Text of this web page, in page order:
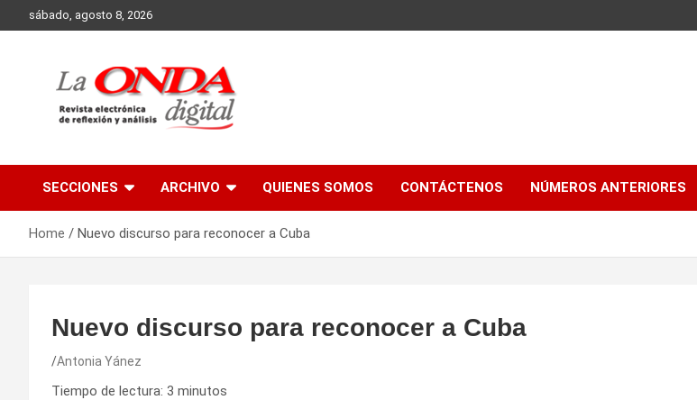
to
sábado, agosto 8, 2026
SECCIONES ARCHIVO QUIENES SOMOS CONTÁCTENOS NÚMEROS ANTERIORES
Home Nuevo discurso para reconocer a Cuba
Nuevo discurso para reconocer a Cuba
Antonia Yánez
Tiempo de lectura: 3 minutos